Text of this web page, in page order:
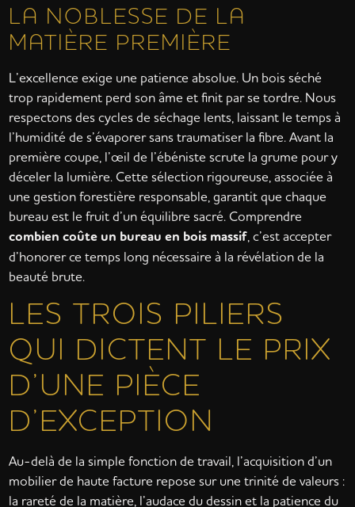
LA NOBLESSE DE LA
MATIÈRE PREMIÈRE
L’excellence exige une patience absolue. Un bois séché
trop rapidement perd son âme et finit par se tordre. Nous
respectons des cycles de séchage lents, laissant le temps à
l’humidité de s’évaporer sans traumatiser la fibre. Avant la
première coupe, l’œil de l’ébéniste scrute la grume pour y
déceler la lumière. Cette sélection rigoureuse, associée à
une gestion forestière responsable, garantit que chaque
bureau est le fruit d’un équilibre sacré. Comprendre
combien coûte un bureau en bois massif , c’est accepter
d’honorer ce temps long nécessaire à la révélation de la
beauté brute.
LES TROIS PILIERS
QUI DICTENT LE PRIX
D’UNE PIÈCE
D’EXCEPTION
Au-delà de la simple fonction de travail, l’acquisition d’un
mobilier de haute facture repose sur une trinité de valeurs :
la rareté de la matière, l’audace du dessin et la patience du